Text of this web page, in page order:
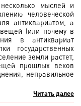
мыслей и
человеческой
антиквариатом, а
(или почему в
в антиквариат
государственных
земли растет,
прошлых веков
неправильное
Читать далее